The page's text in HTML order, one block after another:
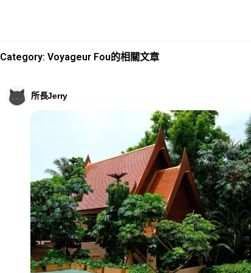
Category: Voyageur Fou的相關文章
所長Jerry